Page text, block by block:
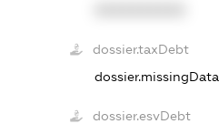
dossier.taxDebt
dossier.missingData
dossier.esvDebt